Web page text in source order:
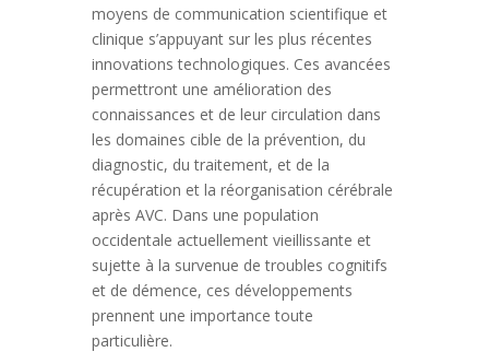
moyens de communication scientifique et
clinique s’appuyant sur les plus récentes
innovations technologiques. Ces avancées
permettront une amélioration des
connaissances et de leur circulation dans
les domaines cible de la prévention, du
diagnostic, du traitement, et de la
récupération et la réorganisation cérébrale
après AVC. Dans une population
occidentale actuellement vieillissante et
sujette à la survenue de troubles cognitifs
et de démence, ces développements
prennent une importance toute
particulière.